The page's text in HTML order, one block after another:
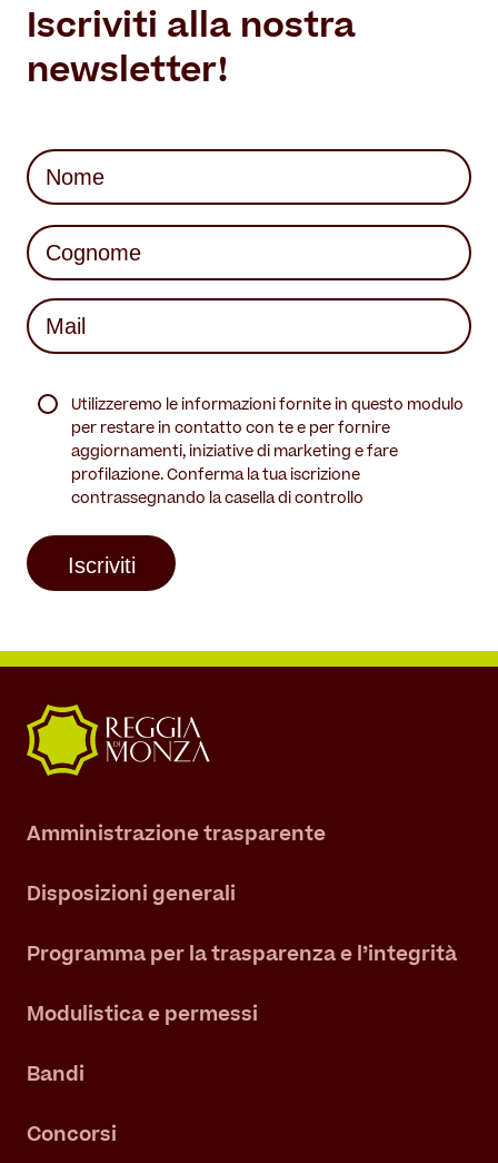
Iscriviti alla nostra
newsletter!
Nome
(Required)
Last
Mail
(Required)
Utilizzeremo le informazioni fornite in questo modulo
per restare in contatto con te e per fornire
aggiornamenti, iniziative di marketing e fare
profilazione. Conferma la tua iscrizione
contrassegnando la casella di controllo
Amministrazione trasparente
Disposizioni generali
Programma per la trasparenza e l’integrità
Modulistica e permessi
Bandi
Concorsi